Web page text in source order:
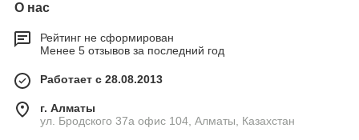
О нас
Рейтинг не сформирован
Менее 5 отзывов за последний год
Работает с 28.08.2013
г. Алматы
ул. Бродского 37а офис 104, Алматы, Казахстан